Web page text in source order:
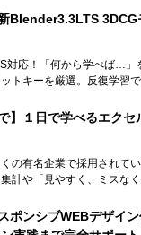
Blender3.3LTS
対応！「何から学べば…」
トキーを厳選。反復学習
】１日で学べるエク
の有名企業で採用されて
計や「見やすく、ミスなく
ポンシブWEBデザイ